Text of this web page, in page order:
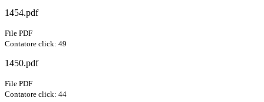
1454.pdf
File PDF
Contatore click: 49
1450.pdf
File PDF
Contatore click: 44